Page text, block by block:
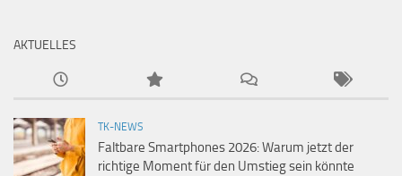
AKTUELLES
TK-NEWS
Faltbare Smartphones 2026: Warum jetzt der
richtige Moment für den Umstieg sein könnte